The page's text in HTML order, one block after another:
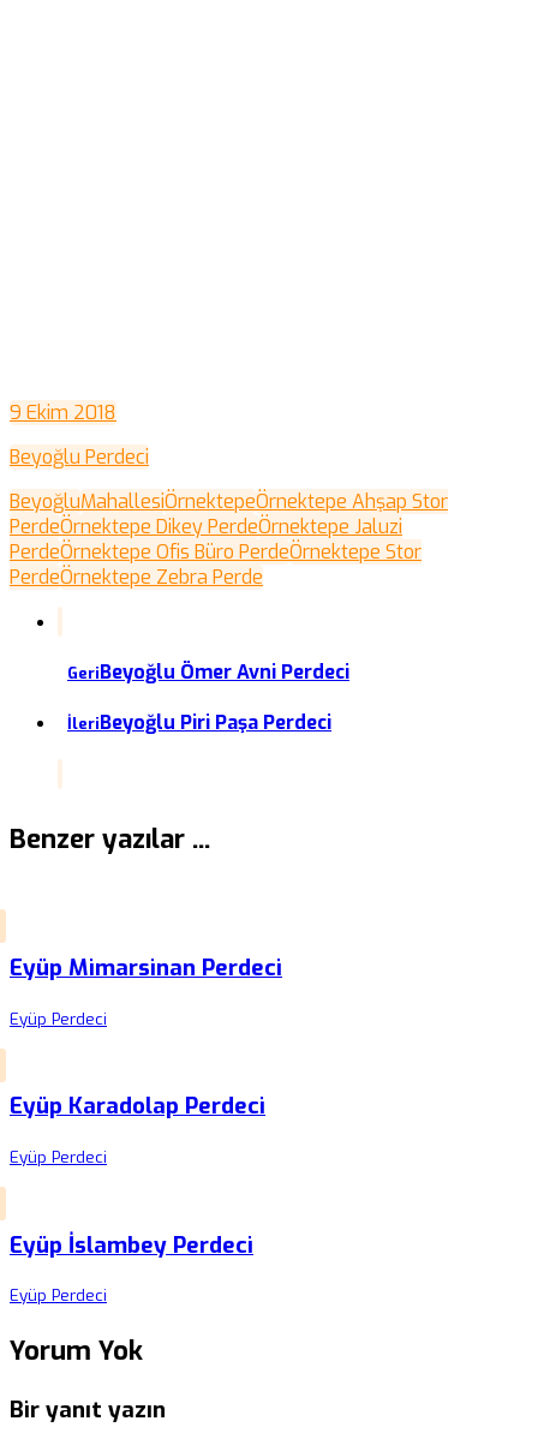
9 Ekim 2018
Beyoğlu Perdeci
BeyoğluMahallesiÖrnektepeÖrnektepe Ahşap Stor
PerdeÖrnektepe Dikey PerdeÖrnektepe Jaluzi
PerdeÖrnektepe Ofis Büro PerdeÖrnektepe Stor
PerdeÖrnektepe Zebra Perde
GeriBeyoğlu Ömer Avni Perdeci
İleriBeyoğlu Piri Paşa Perdeci
Benzer yazılar ...
Eyüp Mimarsinan Perdeci
Eyüp Perdeci
Eyüp Karadolap Perdeci
Eyüp Perdeci
Eyüp İslambey Perdeci
Eyüp Perdeci
Yorum Yok
Bir yanıt yazın